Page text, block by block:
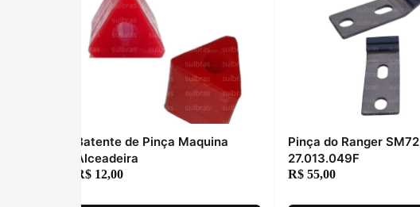
Batente de Pinça Maquina
Alceadeira
R$ 12,00
Pinça do Ranger SM72
27.013.049F
R$ 55,00